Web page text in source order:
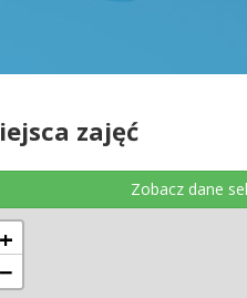
zajęć
Zobacz dane
+
−